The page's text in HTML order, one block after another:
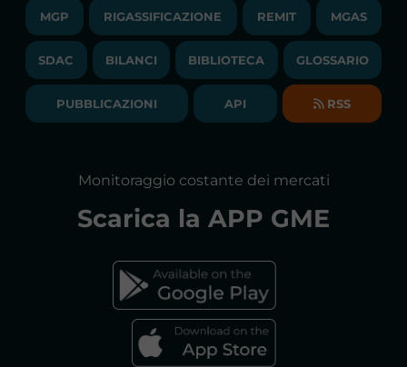
COMUNICATI/NEWS
NEWSLETTER
BILANCI DI ESERCIZIO
BANDI DI GARA E CONTRATTI
SOCIETA' TRASPARENTE
BIBLIOTECA
GLOSSARIO
DICHIARAZIONE DI ACCESSIBILITÀ
FAQs MERCATO ELETTRICO
MGP RIGASSIFICAZIONE REMIT MGAS
SDAC BILANCI BIBLIOTECA GLOSSARIO
PUBBLICAZIONI API RSS
Monitoraggio costante dei mercati
Scarica la APP GME